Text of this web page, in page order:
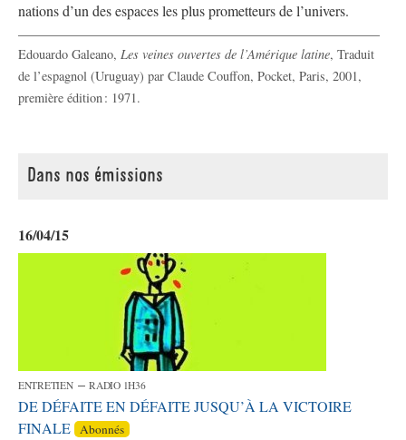
nations d’un des espaces les plus prometteurs de l’univers.
Edouardo Galeano, Les veines ouvertes de l’Amérique latine, Traduit
de l’espagnol (Uruguay) par Claude Couffon, Pocket, Paris, 2001,
première édition : 1971.
Dans nos émissions
16/04/15
ENTRETIEN –RADIO 1H36
DE DÉFAITE EN DÉFAITE JUSQU’À LA VICTOIRE
FINALE Abonnés